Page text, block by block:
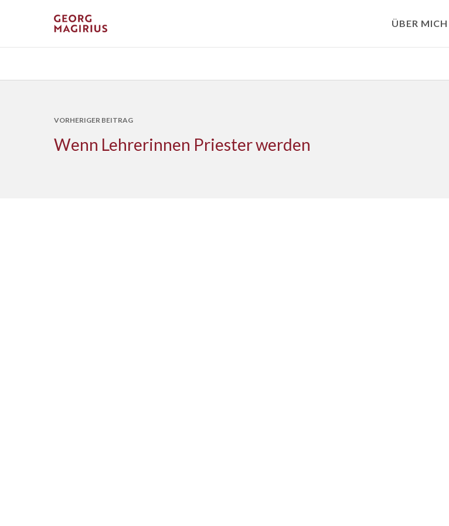
ÜBER MICH
VORHERIGER BEITRAG
Wenn Lehrerinnen Priester werden